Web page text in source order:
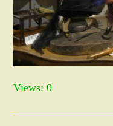
Views: 0